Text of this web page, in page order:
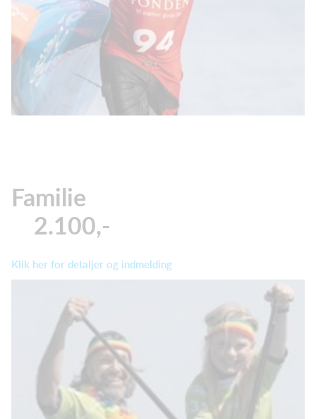
Familie
2.100,-
Klik her for detaljer og indmelding